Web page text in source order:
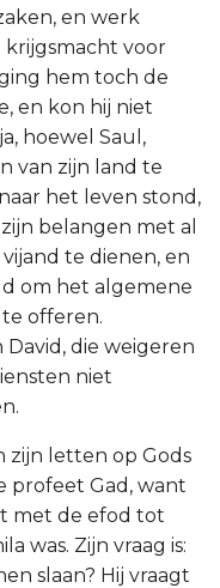
en werk
voor
hem toch de
en kon hij niet
hoewel Saul,
van zijn land te
het leven stond,
belangen met al
te dienen, en
om het algemene
offeren.
die weigeren
niet
zijn letten op Gods
profeet Gad, want
met de efod tot
was. Zijn vraag is:
slaan? Hij vraagt